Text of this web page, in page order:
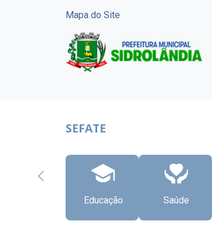
Mapa do Site
SEFATE
Educação Saúde